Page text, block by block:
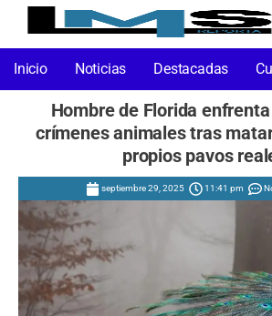
Inicio Noticias Destacadas
Hombre de Florida
crímenes animales tras
propios pavos
septiembre 29, 2025 11:41 pm